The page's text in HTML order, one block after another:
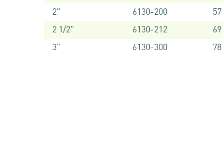
2"
6130-200 57
2 1/2"
6130-212 69
3"
6130-300 78